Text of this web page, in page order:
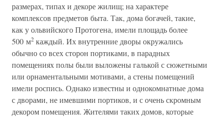
размерах, типах и декоре жилищ; на характере
комплексов предметов быта. Так, дома богачей, такие,
как у ольвийского Протогена, имели площадь более
500 м2 каждый. Их внутренние дворы окружались
обычно со всех сторон портиками, в парадных
помещениях полы были выложены галькой с сюжетными
или орнаментальными мотивами, а стены помещений
имели роспись. Однако известны и однокомнатные дома
с дворами, не имевшими портиков, и с очень скромным
декором помещения. Жителями таких домов, которые